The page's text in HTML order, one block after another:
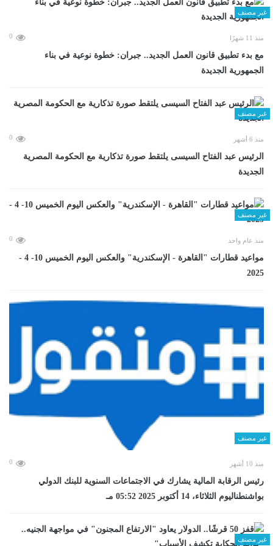
غير مصنف
منذ 11 شهرًا 0
مع بدء تطبيق قانون العمل الجديد.. جبران: خطوة نوعية في بناء
الجمهورية الجديدة
غير مصنف
منذ 6 أشهر 0
الرئيس عبد الفتاح السيسى يلتقط صورة تذكارية مع الحكومة المصرية
الجديدة
غير مصنف
منذ عام واحد 0
مواعيد قطارات "القاهرة - الإسكندرية" والعكس اليوم الخميس 10- 4 -
2025
غير مصنف
منذ 10 أشهر 0
رئيس الرقابة المالية يشارك في الاجتماعات السنوية للبنك الدولي
بواشنطناليوم الثلاثاء، 14 أكتوبر 2025 05:52 مـ
غير مصنف